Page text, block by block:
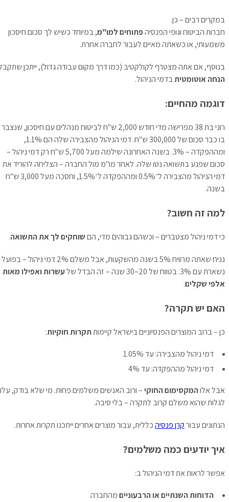
במקרים רבים – כן.
חברות הביטוח וגופי הפנסיהפתוחים למו"מ, במיוחד כשיש לך סכום חיסכון
משמעותי, או כשאתה מאיים לעבור לחברה אחרת.
בנוסף, אם אתה מצטרף לקולקטיב (כמו דרך מקום עבודה גדול), ייתכן שתקבל
הנחה אוטומטיתבדמי הניהול.
דוגמה מהחיים:
רוני בת 38 מפרישה מדי חודש 2,000 ש"ח לביטוח מנהלים עם חיסכון, שנצבר
בו כבר סכום של 300,000 ש"ח. דמי הניהול מהצבירה שלה הם 1.1%,
ומההפקדה – 3%. בשנה האחרונה שילמה מעל 5,700 ש"ח רק דמי ניהול –
סכום שפגע בתשואה נטו שלה. לאחר מו"מ מול החברה – הצליחה להוריד את
דמי הניהול מהצבירה ל־0.5% ומההפקדה ל־1.5%, וחסכה מעל 3,000 ש"ח
בשנה.
למה זה חשוב?
כי דמי ניהול מצטברים – וכשהם גבוהים מדי, הםשוחקים לך את התשואה.
נניח שאתה מרוויח 5% בשנה מהשקעות, אבל משלם 2% דמי ניהול – בפועל
נשארת עם 3%. בטווח של 20–30 שנה – זה הבדל של
עשרות ואפילו מאות
אלפי שקלים.
האם יש תקרה?
כן – ברוב המוצרים הפנסיוניים בישראל קיימותתקרות חוקיות:
דמי ניהול מהצבירה: עד 1.05%
דמי ניהול מההפקדה: עד 4%
אבל אלוהמקסימום החוקי– ורוב האנשים משלמים פחות. מי שלא בודק, עלול
לגלות שהוא משלם קרוב לתקרה – בלי סיבה.
הנתונים עבורקרן פנסיהכללית, עבור מוצרים אחרים ייתכנו תקרות אחרות.
איך יודעים כמה משלמים?
אפשר לראות את דמי הניהול ב:
הדוחות השנתיים או הרבעונייםמהחברה